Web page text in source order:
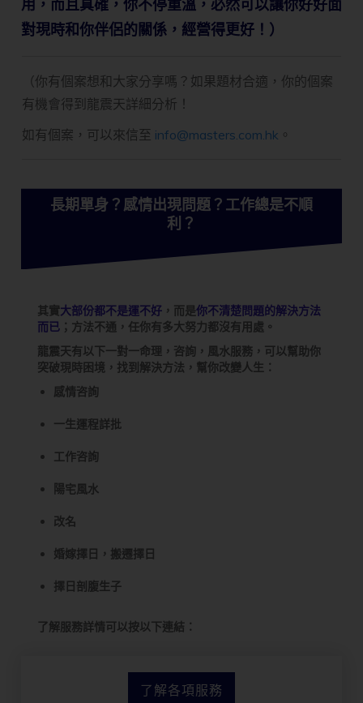
用，而且真確，你不停重溫，必然可以讓你好好面
對現時和你伴侶的關係，經營得更好！）
（你有個案想和大家分享嗎？如果題材合適，你的個案
有機會得到龍震天詳細分析！
如有個案，可以來信至 info@masters.com.hk 。
長期單身？感情出現問題？工作總是不順
利？
其實大部份都不是運不好 ，而是你不清楚問題的解決方法
而已 ；方法不通，任你有多大努力都沒有用處。
龍震天有以下一對一命理，咨詢，風水服務，可以幫助你
突破現時困境，找到解決方法，幫你改變人生：
感情咨詢
一生運程詳批
工作咨詢
陽宅風水
改名
婚嫁擇日，搬遷擇日
擇日剖腹生子
了解服務詳情可以按以下連結：
了解各項服務